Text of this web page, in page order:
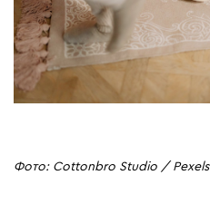
Фото: Cottonbro Studio / Pexels